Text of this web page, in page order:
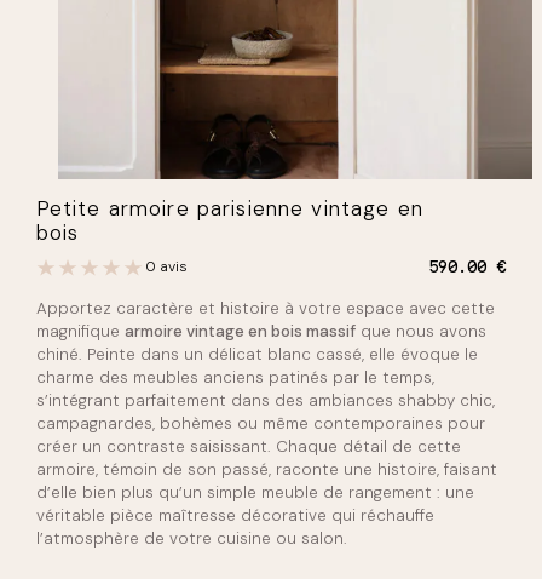
Petite armoire parisienne vintage en
bois
0 avis 590.00€
Apportez caractère et histoire à votre espace avec cette
magnifique armoire vintage en bois massifque nous avons
chiné. Peinte dans un délicat blanc cassé, elle évoque le
charme des meubles anciens patinés par le temps,
s’intégrant parfaitement dans des ambiances shabby chic,
campagnardes, bohèmes ou même contemporaines pour
créer un contraste saisissant. Chaque détail de cette
armoire, témoin de son passé, raconte une histoire, faisant
d’elle bien plus qu’un simple meuble de rangement : une
véritable pièce maîtresse décorative qui réchauffe
l’atmosphère de votre cuisine ou salon.